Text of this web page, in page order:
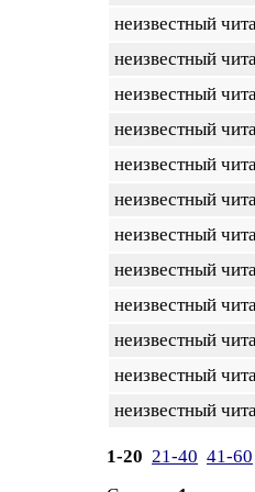
неизвестный
неизвестный
неизвестный
неизвестный
неизвестный
неизвестный
неизвестный
неизвестный
неизвестный
неизвестный
неизвестный
неизвестный
1-20 21-40 41-60